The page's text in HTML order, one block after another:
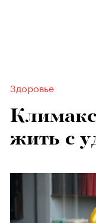
Здоровье
жить с